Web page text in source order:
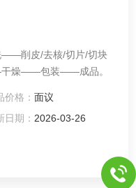
削皮/去核/切片/切块
燥——包装——成品。
价格： 面议
日期： 2026-03-26